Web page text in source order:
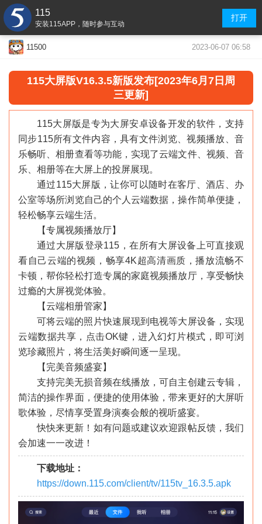
115
安装115APP，随时参与互动
打开
11500 2023-06-07 06:58
115大屏版V16.3.5新版发布[2023年6月7日周
三更新]
115大屏版是专为大屏安卓设备开发的软件，支持
同步115所有文件内容，具有文件浏览、视频播放、音
乐畅听、相册查看等功能，实现了云端文件、视频、音
乐、相册等在大屏上的投屏展现。
通过115大屏版，让你可以随时在客厅、酒店、办
公室等场所浏览自己的个人云端数据，操作简单便捷，
轻松畅享云端生活。
【专属视频播放厅】
通过大屏版登录115，在所有大屏设备上可直接观
看自己云端的视频，畅享4K超高清画质，播放流畅不
卡顿，帮你轻松打造专属的家庭视频播放厅，享受畅快
过瘾的大屏视觉体验。
【云端相册管家】
可将云端的照片快速展现到电视等大屏设备，实现
云端数据共享，点击OK键，进入幻灯片模式，即可浏
览珍藏照片，将生活美好瞬间逐一呈现。
【完美音频盛宴】
支持完美无损音频在线播放，可自主创建云专辑，
简洁的操作界面，便捷的使用体验，带来更好的大屏听
歌体验，尽情享受置身演奏会般的视听盛宴。
快快来更新！如有问题或建议欢迎跟帖反馈，我们
会加速一一改进！
下载地址：
https://down.115.com/client/tv/115tv_16.3.5.apk